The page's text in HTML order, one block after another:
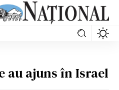
au ajuns în Israel